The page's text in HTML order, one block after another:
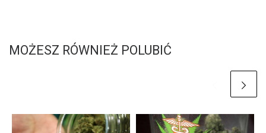
MOŻESZ RÓWNIEŻ POLUBIĆ